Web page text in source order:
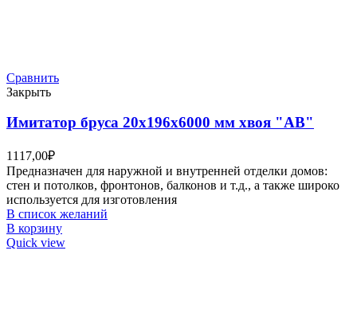
Сравнить
Закрыть
Имитатор бруса 20х196х6000 мм хвоя "АВ"
1117,00₽
Предназначен для наружной и внутренней отделки домов:
стен и потолков, фронтонов, балконов и т.д., а также широко
используется для изготовления
В список желаний
В корзину
Quick view